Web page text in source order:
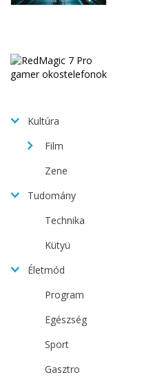
Kultúra
Film
Zene
Tudomány
Technika
Kütyü
Életmód
Program
Egészség
Sport
Gasztro